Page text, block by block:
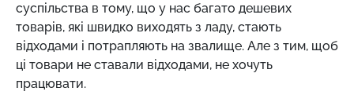
суспільства в тому, що у нас багато дешевих
товарів, які швидко виходять з ладу, стають
відходами і потрапляють на звалище. Але з тим, щоб
ці товари не ставали відходами, не хочуть
працювати.